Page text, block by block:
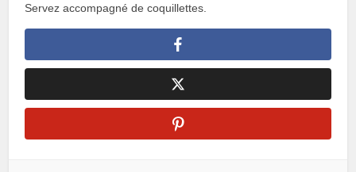
Servez accompagné de coquillettes.